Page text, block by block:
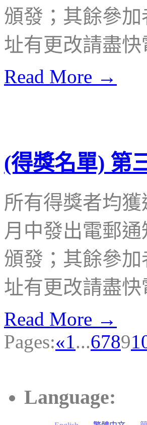
頒發；其餘參
址有更改請盡
Read More →
(得獎名單) 第
所有得獎者均
月中發出電郵
頒發；其餘參
址有更改請盡
Read More →
Pages:«1...6789
Language: